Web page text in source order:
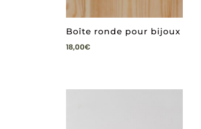
Boîte ronde pour bijoux
18,00€